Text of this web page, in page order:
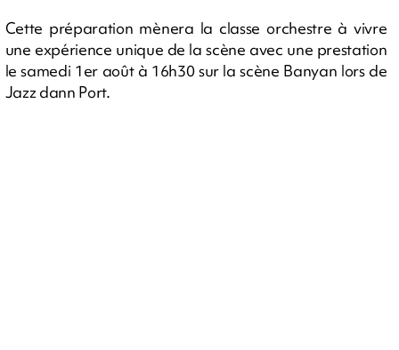
Cette préparation mènera la classe orchestre à vivre
une expérience unique de la scène avec une prestation
le samedi 1er août à 16h30 sur la scène Banyan lors de
Jazz dann Port.